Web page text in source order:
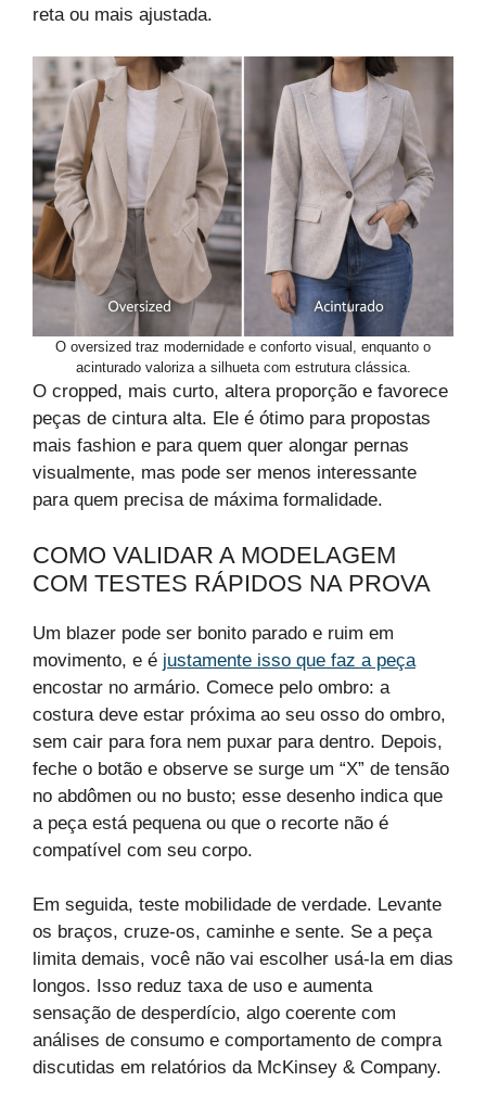
reta ou mais ajustada.
O oversized traz modernidade e conforto visual, enquanto o
acinturado valoriza a silhueta com estrutura clássica.
O cropped, mais curto, altera proporção e favorece
peças de cintura alta. Ele é ótimo para propostas
mais fashion e para quem quer alongar pernas
visualmente, mas pode ser menos interessante
para quem precisa de máxima formalidade.
COMO VALIDAR A MODELAGEM
COM TESTES RÁPIDOS NA PROVA
Um blazer pode ser bonito parado e ruim em
movimento, e é justamente isso que faz a peça
encostar no armário. Comece pelo ombro: a
costura deve estar próxima ao seu osso do ombro,
sem cair para fora nem puxar para dentro. Depois,
feche o botão e observe se surge um “X” de tensão
no abdômen ou no busto; esse desenho indica que
a peça está pequena ou que o recorte não é
compatível com seu corpo.
Em seguida, teste mobilidade de verdade. Levante
os braços, cruze-os, caminhe e sente. Se a peça
limita demais, você não vai escolher usá-la em dias
longos. Isso reduz taxa de uso e aumenta
sensação de desperdício, algo coerente com
análises de consumo e comportamento de compra
discutidas em relatórios da McKinsey & Company.